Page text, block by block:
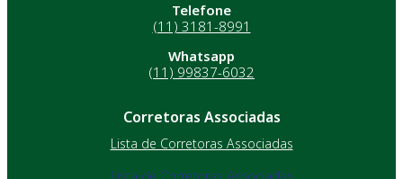
Telefone
(11) 3181-8991
Whatsapp
(11) 99837-6032
Corretoras Associadas
Lista de Corretoras Associadas